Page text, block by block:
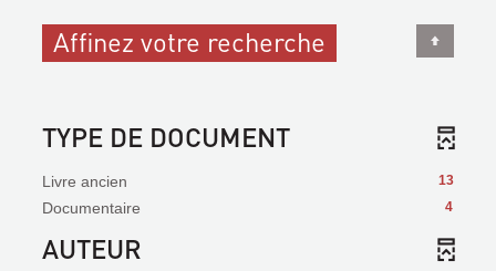
Affinez votre recherche
TYPE DE DOCUMENT
13
Livre ancien
4
Documentaire
AUTEUR